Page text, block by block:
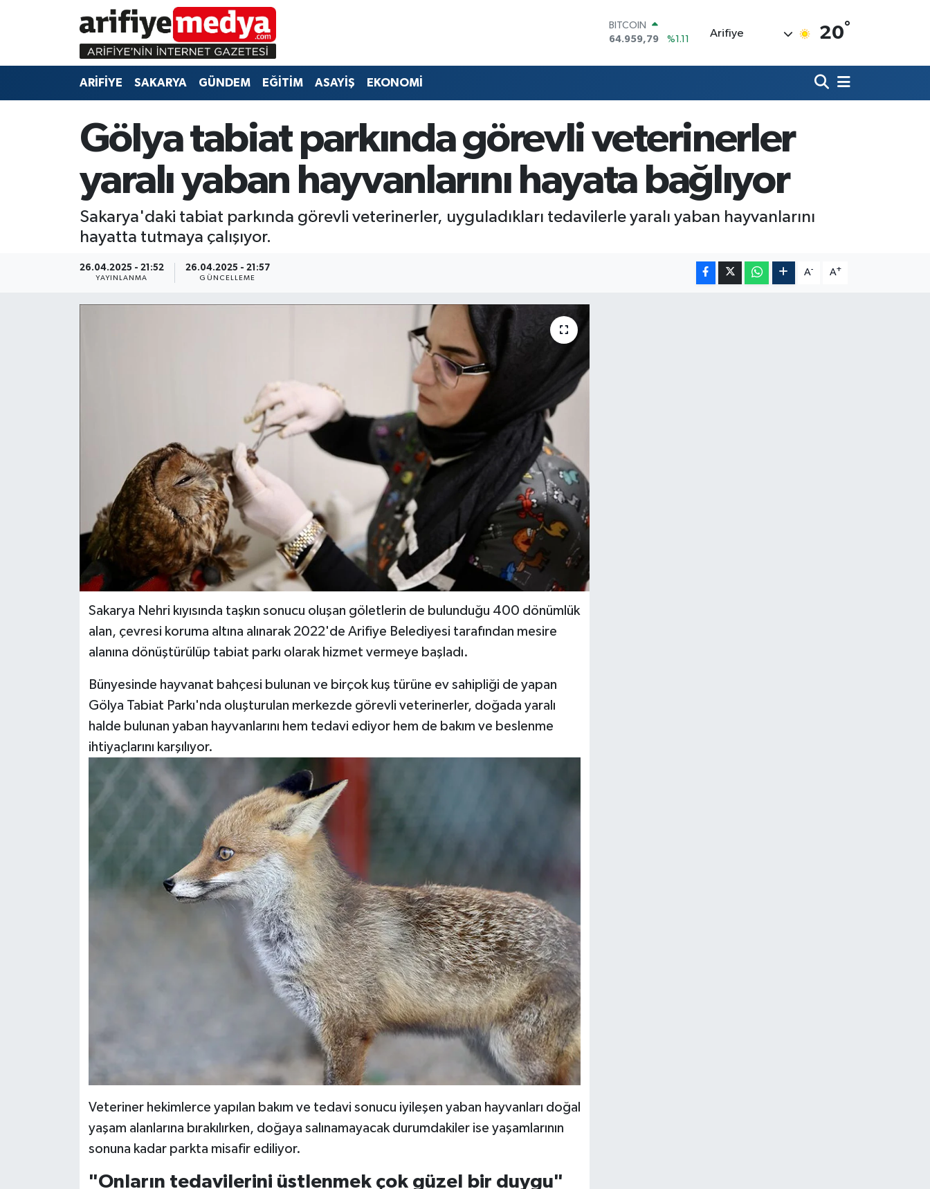
DOLAR
47,7436
%0.18
55,2510
%0.32
%0.03
BİST100
13.779
%-14
BITCOIN
64.959,79
%1.11
Arifiye 20°
ARİFİYE SAKARYA GÜNDEM EĞİTİM ASAYİŞ EKONOMİ
Gölya tabiat parkında görevli veterinerler
yaralı yaban hayvanlarını hayata bağlıyor
Sakarya'daki tabiat parkında görevli veterinerler, uyguladıkları tedavilerle yaralı yaban hayvanlarını
hayatta tutmaya çalışıyor.
26.04.2025 - 21:52
YAYINLANMA
26.04.2025 - 21:57
GÜNCELLEME
A- A+
Sakarya Nehri kıyısında taşkın sonucu oluşan göletlerin de bulunduğu 400 dönümlük
alan, çevresi koruma altına alınarak 2022'de Arifiye Belediyesi tarafından mesire
alanına dönüştürülüp tabiat parkı olarak hizmet vermeye başladı.
Bünyesinde hayvanat bahçesi bulunan ve birçok kuş türüne ev sahipliği de yapan
Gölya Tabiat Parkı'nda oluşturulan merkezde görevli veterinerler, doğada yaralı
halde bulunan yaban hayvanlarını hem tedavi ediyor hem de bakım ve beslenme
ihtiyaçlarını karşılıyor.
Veteriner hekimlerce yapılan bakım ve tedavi sonucu iyileşen yaban hayvanları doğal
yaşam alanlarına bırakılırken, doğaya salınamayacak durumdakiler ise yaşamlarının
sonuna kadar parkta misafir ediliyor.
"Onların tedavilerini üstlenmek çok güzel bir duygu"
SAKARYA
GÜNDEM
EKONOMİ
GÜNDEM
Sakarya Hava Durumu
Sakarya Namaz Vakitleri
Sakarya Trafik Yoğunluk Haritası
Süper Lig Puan Durumu ve Fikstür
Tüm Manşetler
Son Dakika Haberleri
Haber Arşivi